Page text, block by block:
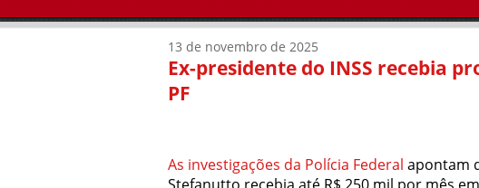
13 de novembro de 2025
Ex-presidente do INSS recebia
PF
As investigações da Polícia Federal apontam